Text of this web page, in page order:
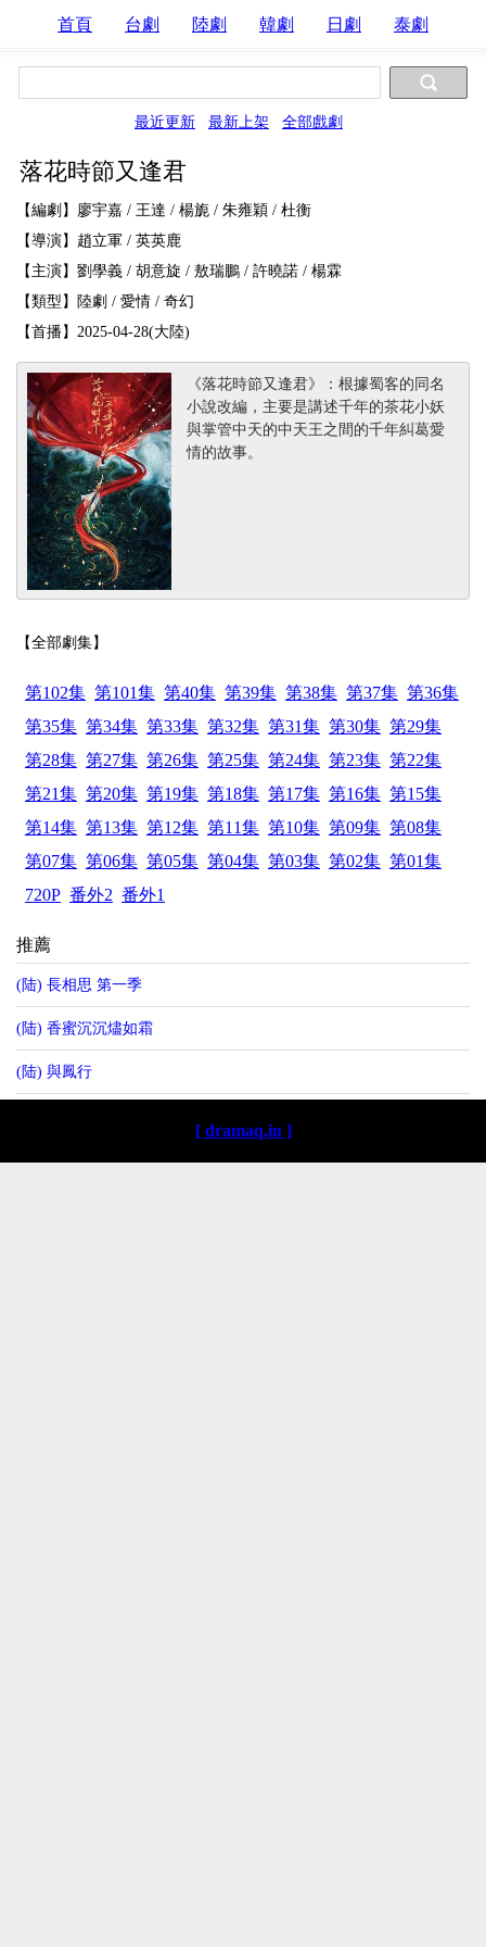
首頁 台劇 陸劇 韓劇 日劇 泰劇
最近更新 最新上架 全部戲劇
落花時節又逢君
【編劇】廖宇嘉 / 王達 / 楊旎 / 朱雍穎 / 杜衡
【導演】趙立軍 / 英英鹿
【主演】劉學義 / 胡意旋 / 敖瑞鵬 / 許曉諾 / 楊霖
【類型】陸劇 / 愛情 / 奇幻
【首播】2025-04-28(大陸)
《落花時節又逢君》：根據蜀客的同名
小說改編，主要是講述千年的茶花小妖
與掌管中天的中天王之間的千年糾葛愛
情的故事。
【全部劇集】
第102集 第101集 第40集 第39集 第38集 第37集 第36集
第35集 第34集 第33集 第32集 第31集 第30集 第29集
第28集 第27集 第26集 第25集 第24集 第23集 第22集
第21集 第20集 第19集 第18集 第17集 第16集 第15集
第14集 第13集 第12集 第11集 第10集 第09集 第08集
第07集 第06集 第05集 第04集 第03集 第02集 第01集
720P 番外2 番外1
推薦
(陆) 長相思 第一季
(陆) 香蜜沉沉燼如霜
(陆) 與鳳行
[ dramaq.in ]